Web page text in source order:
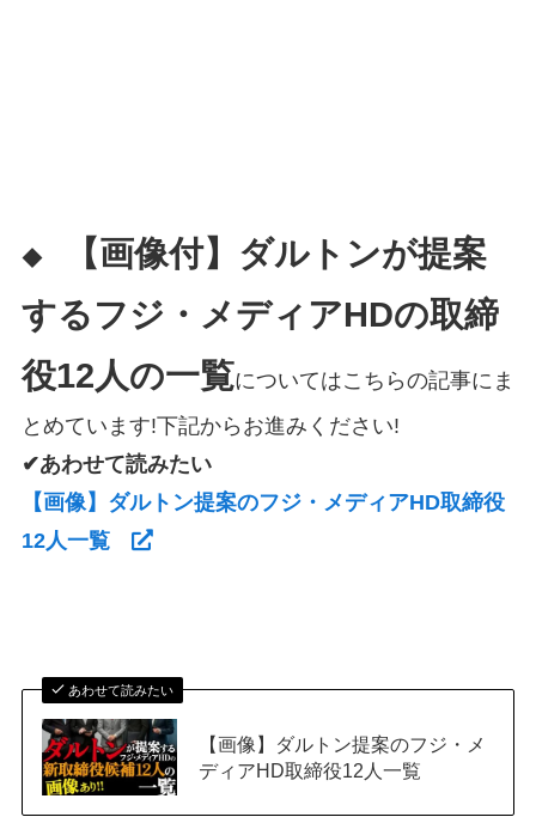
◆
【画像付】ダルトンが提案
するフジ・メディアHDの取締
役12人の一覧についてはこちらの記事にま
とめています!下記からお進みください!
✔あわせて読みたい
【画像】ダルトン提案のフジ・メディアHD取締役
12人一覧
あわせて読みたい
【画像】ダルトン提案のフジ・メ
ディアHD取締役12人一覧